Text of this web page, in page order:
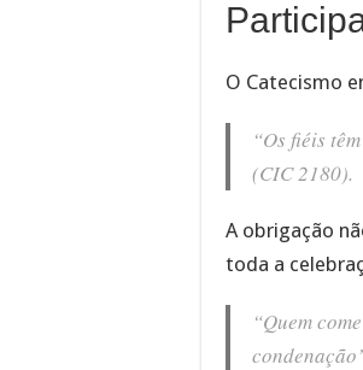
O Catecismo
“Os fiéis
(CIC 2180).
A obrigação
toda a
“Quem